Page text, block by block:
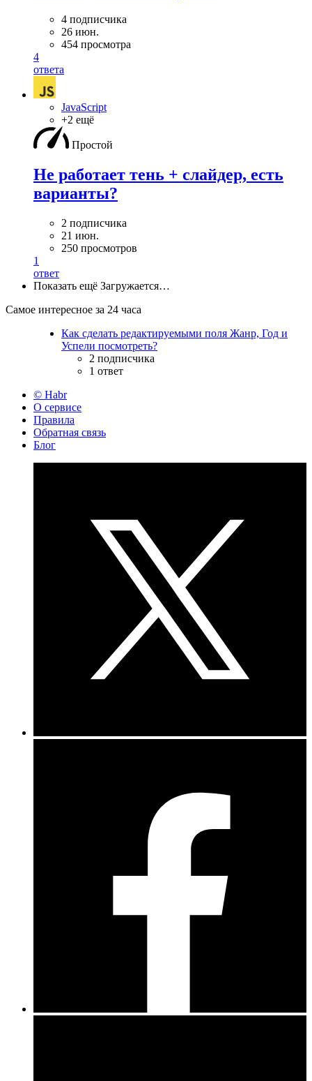
4 подписчика
26 июн.
454 просмотра
4
ответа
JavaScript
+2 ещё
Простой
Не работает тень + слайдер, есть
варианты?
2 подписчика
21 июн.
250 просмотров
1
ответ
Показать ещё Загружается…
Самое интересное за 24 часа
Как сделать редактируемыми поля Жанр, Год и
Успели посмотреть?
2 подписчика
1 ответ
© Habr
О сервисе
Правила
Обратная связь
Блог